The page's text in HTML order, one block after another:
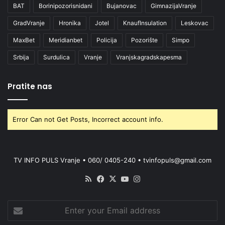
BAT Borinipozorisnidani Bujanovac GimnazijaVranje
GradVranje Hronika Jotel KnaufInsulation Leskovac
MaxBet Meridianbet Policija Pozorište Simpo
Srbija Surdulica Vranje Vranjskagradskapesma
Pratite nas
Error Can not Get Posts, Incorrect account info.
TV INFO PULS Vranje • 060/ 0405-240 • tvinfopuls@gmail.com
RSS Facebook
X YouTube
your